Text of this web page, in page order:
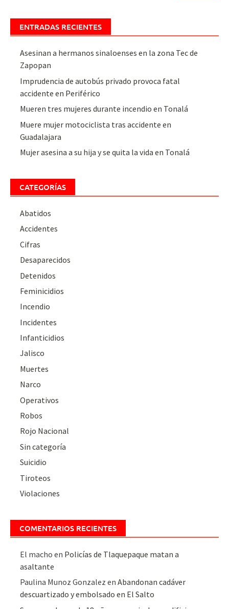
ENTRADAS RECIENTES
Asesinan a hermanos sinaloenses en la zona Tec de
Zapopan
Imprudencia de autobús privado provoca fatal
accidente en Periférico
Mueren tres mujeres durante incendio en Tonalá
Muere mujer motociclista tras accidente en
Guadalajara
Mujer asesina a su hija y se quita la vida en Tonalá
CATEGORÍAS
Abatidos
Accidentes
Cifras
Desaparecidos
Detenidos
Feminicidios
Incendio
Incidentes
Infanticidios
Jalisco
Muertes
Narco
Operativos
Robos
Rojo Nacional
Sin categoría
Suicidio
Tiroteos
Violaciones
COMENTARIOS RECIENTES
El macho en Policías de Tlaquepaque matan a
asaltante
Paulina Munoz Gonzalez enAbandonan cadáver
descuartizado y embolsado en El Salto